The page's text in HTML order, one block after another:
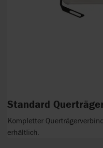
Standard
Kompletter
erhältlich.